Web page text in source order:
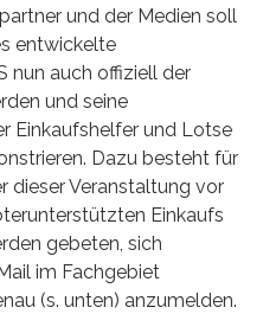
und der Medien soll
entwickelte
nun auch offiziell der
und seine
Einkaufshelfer und Lotse
Dazu besteht für
dieser Veranstaltung vor
Einkaufs
gebeten, sich
im Fachgebiet
(s. unten) anzumelden.